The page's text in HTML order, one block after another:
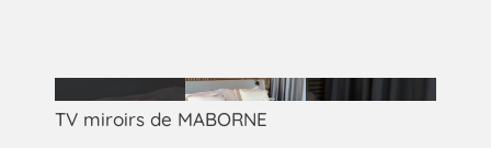
TV miroirs de MABORNE